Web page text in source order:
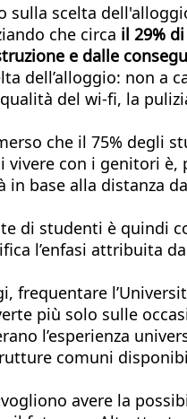
sulla scelta
che circa il 29%
e dalle
dell’alloggio: non a
del wi-fi, la
che il 75% degli
vivere con i genitori
in base alla distanza
di studenti è quindi
l’enfasi attribuita
frequentare
più solo sulle
l’esperienza
comuni
avere la